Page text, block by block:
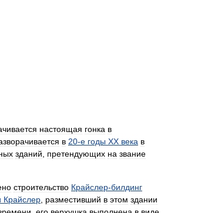
настоящая гонка в
в 20-е годы XX века в
зданий, претендующих на звание
строительство Крайслер-билдинг
Крайслер, разместивший в этом здании